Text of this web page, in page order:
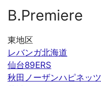
B.Premiere
東地区
レバンガ北海道
仙台89ERS
秋田ノーザンハピネッツ